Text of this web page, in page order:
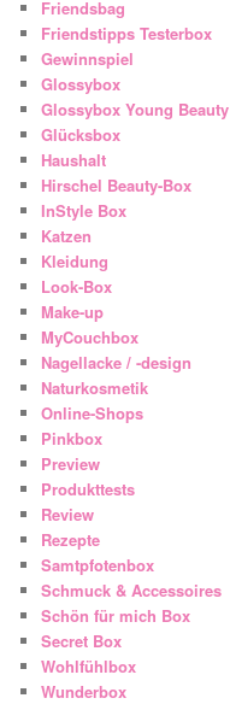
Friendsbag
Friendstipps Testerbox
Gewinnspiel
Glossybox
Glossybox Young Beauty
Glücksbox
Haushalt
Hirschel Beauty-Box
InStyle Box
Katzen
Kleidung
Look-Box
Make-up
MyCouchbox
Nagellacke / -design
Naturkosmetik
Online-Shops
Pinkbox
Preview
Produkttests
Review
Rezepte
Samtpfotenbox
Schmuck & Accessoires
Schön für mich Box
Secret Box
Wohlfühlbox
Wunderbox